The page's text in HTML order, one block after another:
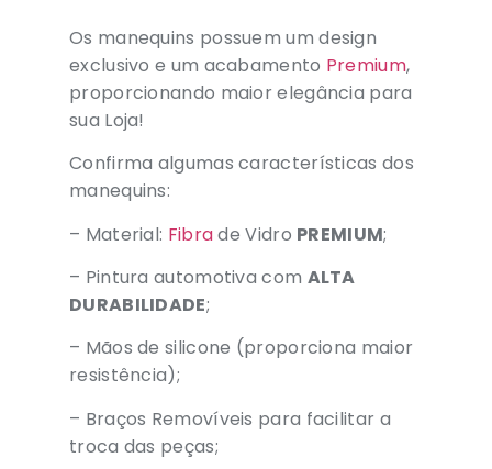
Os manequins possuem um design
exclusivo e um acabamento Premium,
proporcionando maior elegância para
sua Loja!
Confirma algumas características dos
manequins:
– Material: Fibrade Vidro PREMIUM;
– Pintura automotiva com ALTA
DURABILIDADE;
– Mãos de silicone (proporciona maior
resistência);
– Braços Removíveis para facilitar a
troca das peças;